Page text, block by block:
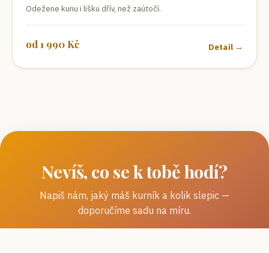
Odežene kunu i lišku dřív, než zaútočí.
od 1 990 Kč Detail →
Nevíš, co se k tobě hodí?
Napiš nám, jaký máš kurník a kolik slepic —
doporučíme sadu na míru.